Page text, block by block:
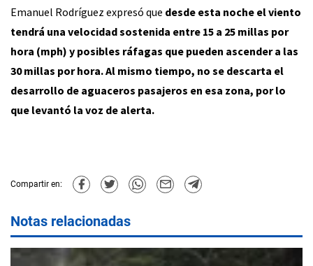
Emanuel Rodríguez expresó que desde esta noche el viento
tendrá una velocidad sostenida entre 15 a 25 millas por
hora (mph) y posibles ráfagas que pueden ascender a las
30 millas por hora. Al mismo tiempo, no se descarta el
desarrollo de aguaceros pasajeros en esa zona, por lo
que levantó la voz de alerta.
Compartir en:
Notas relacionadas